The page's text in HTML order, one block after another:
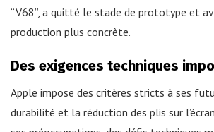
“V68”, a quitté le stade de prototype et
production plus concrète.
Des exigences techniques
Apple impose des critères stricts à ses
durabilité et la réduction des plis sur